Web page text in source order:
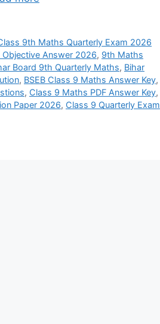
9th Maths Quarterly Exam 2026
Answer 2026, 9th Maths
Board 9th Quarterly Maths, Bihar
, BSEB Class 9 Maths Answer Key,
, Class 9 Maths PDF Answer Key,
Paper 2026, Class 9 Quarterly Exam